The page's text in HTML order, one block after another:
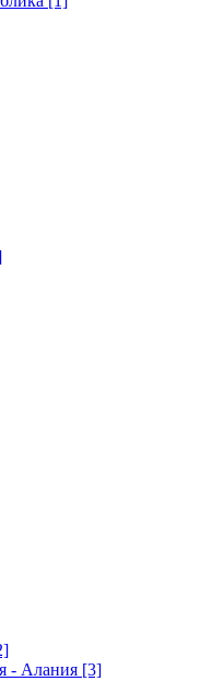
- Алания [3]